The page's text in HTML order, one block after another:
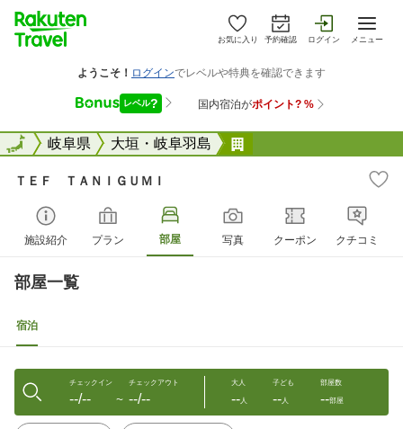
お気に入り 予約確認 ログイン メニュー
全国岐阜県 大垣・岐阜羽島
全国
ＴＥＦ ＴＡＮＩＧＵＭＩ
施設紹介 プラン 部屋 写真 クーポン クチコミ
部屋一覧
宿泊
チェックイン
--/-- 〜
チェックアウト
--/--
大人
--人
子ども
--人
部屋数
--部屋